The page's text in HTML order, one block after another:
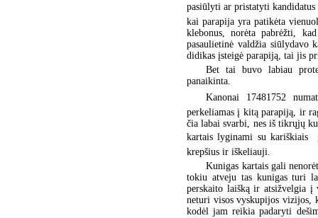
pasiūlyti ar pristatyti
kai parapija yra patikėta
klebonus, norėta pabrėžti,
pasaulietinė valdžia siūlydavo
didikas įsteigė parapiją, tai jis
Bet tai buvo labiau
panaikinta.
Kanonai 17481752
perkeliamas į kitą parapiją, ir
čia labai svarbi, nes iš tikrųjų
kartais lyginami su kariškiais
krepšius ir iškeliauji.
Kunigas kartais gali
tokiu atveju tas kunigas turi
perskaito laišką ir atsižvelgia į
neturi visos vyskupijos vizijos,
kodėl jam reikia padaryti